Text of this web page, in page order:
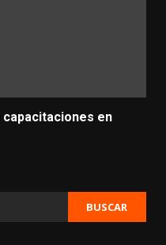
capacitaciones en
BUSCAR